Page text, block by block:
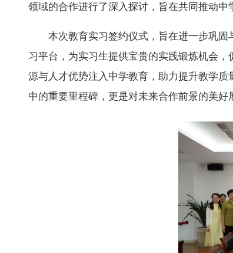
领域的合作进行了深入探讨，旨在共同推动中
本次教育实习签约仪式，旨在进一步巩
习平台，为实习生提供宝贵的实践锻炼机会
源与人才优势注入中学教育，助力提升教学
中的重要里程碑，更是对未来合作前景的美好